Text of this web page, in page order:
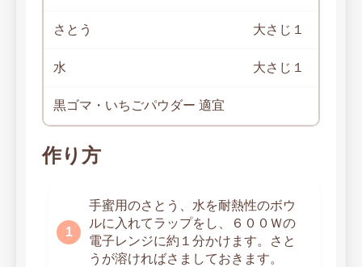
さとう 大さじ１
水 大さじ１
黒ゴマ・いちごパウダー 適宜
作り方
手蜜用のさとう、水を耐熱性のボウ
ルに入れてラップをし、６００Ｗの
電子レンジに約１分かけます。さと
うが溶ければさましておきます。